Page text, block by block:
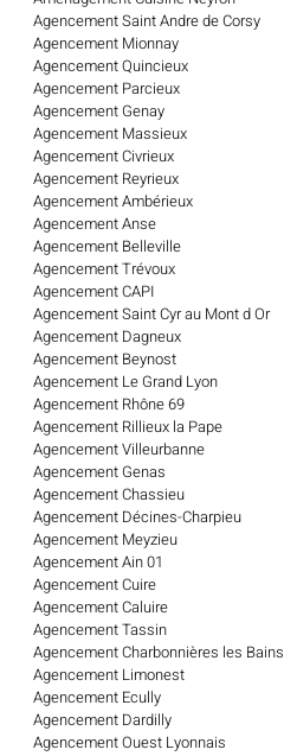
Agencement Saint Andre de Corsy
Agencement Mionnay
Agencement Quincieux
Agencement Parcieux
Agencement Genay
Agencement Massieux
Agencement Civrieux
Agencement Reyrieux
Agencement Ambérieux
Agencement Anse
Agencement Belleville
Agencement Trévoux
Agencement CAPI
Agencement Saint Cyr au Mont d Or
Agencement Dagneux
Agencement Beynost
Agencement Le Grand Lyon
Agencement Rhône 69
Agencement Rillieux la Pape
Agencement Villeurbanne
Agencement Genas
Agencement Chassieu
Agencement Décines-Charpieu
Agencement Meyzieu
Agencement Ain 01
Agencement Cuire
Agencement Caluire
Agencement Tassin
Agencement Charbonnières les Bains
Agencement Limonest
Agencement Ecully
Agencement Dardilly
Agencement Ouest Lyonnais